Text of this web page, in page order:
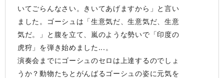
いてごらんなさい。きいてあげますから」と言い
ました。ゴーシュは「生意気だ、生意気だ、生意
気だ。」と腹を立て、嵐のような勢いで「印度の
虎狩」を弾き始めました...。
演奏会までにゴーシュのセロは上達するのでしょ
うか？動物たちとがんばるゴーシュの姿に元気を